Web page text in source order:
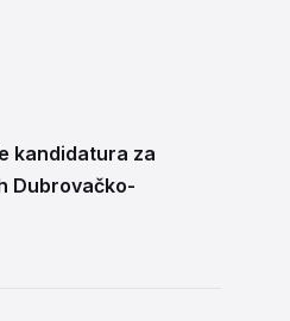
kandidatura za
Dubrovačko-